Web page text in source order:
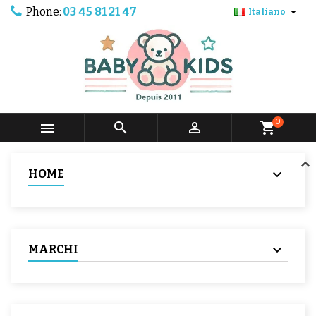
Phone: 03 45 81 21 47 Italiano 
   shopping_cart0
HOME
MARCHI